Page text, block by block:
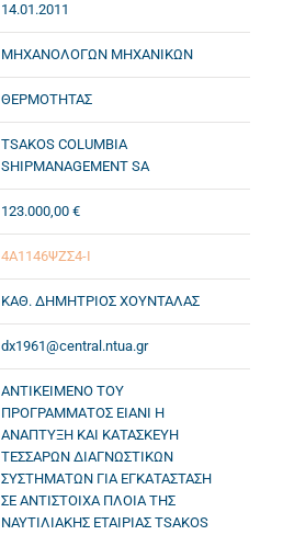
14.01.2011
ΜΗΧΑΝΟΛΟΓΩΝ ΜΗΧΑΝΙΚΩΝ
ΘΕΡΜΟΤΗΤΑΣ
TSAKOS COLUMBIA
SHIPMANAGEMENT SA
123.000,00 €
4Α1146ΨΖΣ4-Ι
ΚΑΘ. ΔΗΜΗΤΡΙΟΣ ΧΟΥΝΤΑΛΑΣ
dx1961@central.ntua.gr
ΑΝΤΙΚΕΙΜΕΝΟ ΤΟΥ
ΠΡΟΓΡΑΜΜΑΤΟΣ ΕΙΑΝΙ Η
ΑΝΑΠΤΥΞΗ ΚΑΙ ΚΑΤΑΣΚΕΥΗ
ΤΕΣΣΑΡΩΝ ΔΙΑΓΝΩΣΤΙΚΩΝ
ΣΥΣΤΗΜΑΤΩΝ ΓΙΑ ΕΓΚΑΤΑΣΤΑΣΗ
ΣΕ ΑΝΤΙΣΤΟΙΧΑ ΠΛΟΙΑ ΤΗΣ
ΝΑΥΤΙΛΙΑΚΗΣ ΕΤΑΙΡΙΑΣ TSAKOS